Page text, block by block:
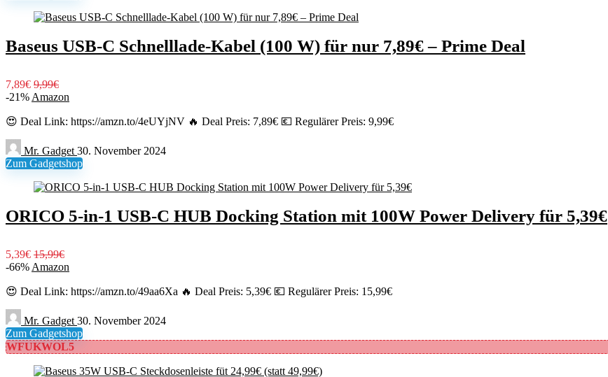
Baseus USB-C Schnelllade-Kabel (100 W) für nur 7,89€ – Prime Deal
7,89€ 9,99€
-21% Amazon
😍 Deal Link: https://amzn.to/4eUYjNV 🔥 Deal Preis: 7,89€ 💶 Regulärer Preis: 9,99€
Mr. Gadget 30. November 2024
Zum Gadgetshop
ORICO 5-in-1 USB-C HUB Docking Station mit 100W Power Delivery für 5,39€
5,39€ 15,99€
-66% Amazon
😍 Deal Link: https://amzn.to/49aa6Xa 🔥 Deal Preis: 5,39€ 💶 Regulärer Preis: 15,99€
Mr. Gadget 30. November 2024
Zum Gadgetshop
WFUKWOL5